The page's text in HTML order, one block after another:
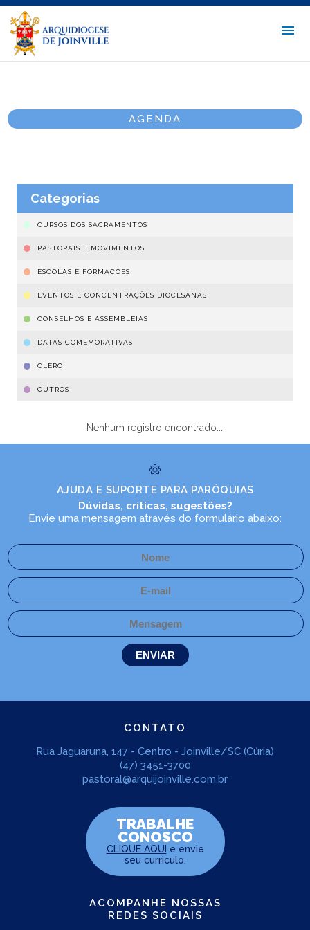
AGENDA
Categorias
CURSOS DOS SACRAMENTOS
PASTORAIS E MOVIMENTOS
ESCOLAS E FORMAÇÕES
EVENTOS E CONCENTRAÇÕES DIOCESANAS
CONSELHOS E ASSEMBLEIAS
DATAS COMEMORATIVAS
CLERO
OUTROS
Nenhum registro encontrado...
AJUDA E SUPORTE PARA PARÓQUIAS
Dúvidas, críticas, sugestões?
Envie uma mensagem através do formulário abaixo:
CONTATO
Rua Jaguaruna, 147 - Centro - Joinville/SC (Cúria)
(47) 3451-3700
pastoral@arquijoinville.com.br
TRABALHE
CONOSCO
CLIQUE AQUI e envie
seu curriculo.
ACOMPANHE NOSSAS
REDES SOCIAIS